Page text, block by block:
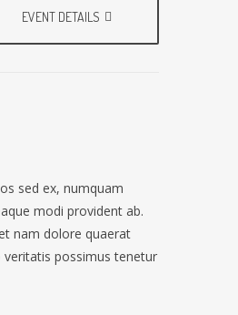
EVENT DETAILS
sed ex, numquam
modi provident ab.
nam dolore quaerat
possimus tenetur